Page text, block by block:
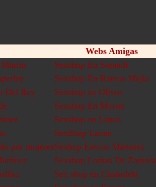
Webs Amigas
Martin Sexshop En Sarandi
Sexshop En Ramos Mejia
Del Rey Sexshop en Olivos
Sexshop En Moron
Sexshop en Lanus
SexShop Lanus
por mujeresSexhop Envios Martinez
Sexshop Lomas De Zamora
Sex shop en Ciudadela